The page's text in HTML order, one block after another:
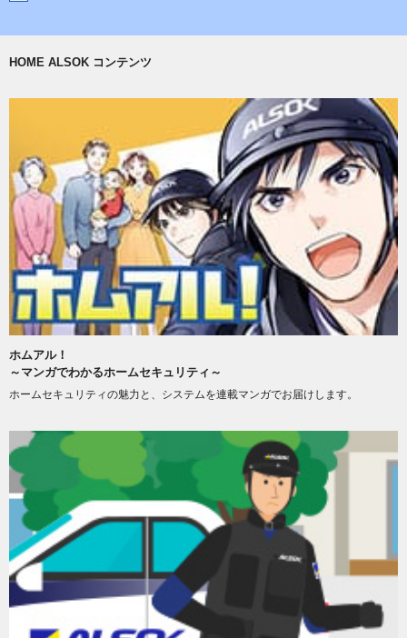
HOME ALSOK コンテンツ
ホムアル！
～マンガでわかるホームセキュリティ～
ホームセキュリティの魅力と、システムを連載マンガでお届けします。